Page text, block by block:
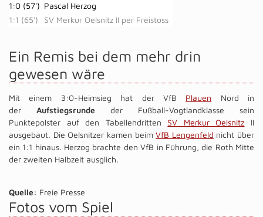
1:0 (57') Pascal Herzog
1:1 (65')
SV Merkur Oelsnitz II per Freistoss
Ein Remis bei dem mehr drin
gewesen wäre
Mit einem 3:0-Heimsieg hat der VfB Plauen Nord in
der Aufstiegsrunde der Fußball-Vogtlandklasse sein
Punktepolster auf den Tabellendritten SV Merkur Oelsnitz II
ausgebaut. Die Oelsnitzer kamen beimVfB Lengenfeld nicht über
ein 1:1 hinaus. Herzog brachte den VfB in Führung, die Roth Mitte
der zweiten Halbzeit ausglich.
Quelle: Freie Presse
Fotos vom Spiel